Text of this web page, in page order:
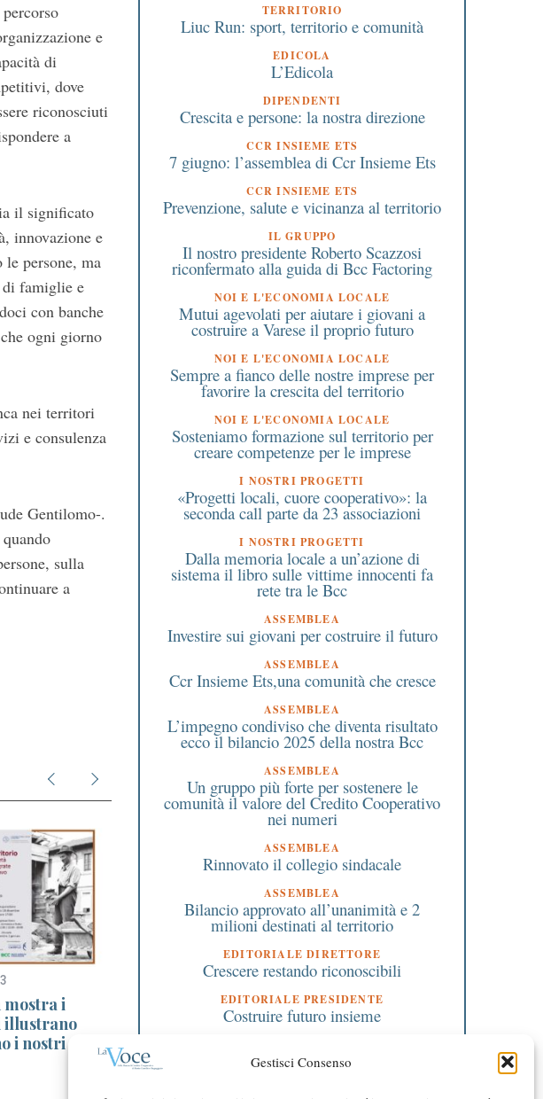
Gestisci Consenso
e
di
dove
riconosciuti
a
il significato
innovazione e
persone, ma
di famiglie e
con banche
ogni giorno
nei territori
e consulenza
Gentilomo-.
sulla
a
mostra i
illustrano
i nostri avi
13 Dicembre 2022
Pensioni legate al reddito:
una guida spiega come
annuale all’Inps
7 Maggio 2025
Il 9 maggio a Busto
convegno sulle
Bcc “Leadership
ed equilibrio. Forza
TERRITORIO
Liuc Run: sport, territorio e comunità
EDICOLA
L’Edicola
DIPENDENTI
Crescita e persone: la nostra direzione
CCR INSIEME ETS
7 giugno: l’assemblea di Ccr Insieme Ets
CCR INSIEME ETS
Prevenzione, salute e vicinanza al territorio
IL GRUPPO
Il nostro presidente Roberto Scazzosi
riconfermato alla guida di Bcc Factoring
NOI E L'ECONOMIA LOCALE
Mutui agevolati per aiutare i giovani a
costruire a Varese il proprio futuro
NOI E L'ECONOMIA LOCALE
Sempre a fianco delle nostre imprese per
favorire la crescita del territorio
NOI E L'ECONOMIA LOCALE
Sosteniamo formazione sul territorio per
creare competenze per le imprese
I NOSTRI PROGETTI
«Progetti locali, cuore cooperativo»: la
seconda call parte da 23 associazioni
I NOSTRI PROGETTI
Dalla memoria locale a un’azione di
sistema il libro sulle vittime innocenti fa
rete tra le Bcc
ASSEMBLEA
Investire sui giovani per costruire il futuro
ASSEMBLEA
Ccr Insieme Ets,una comunità che cresce
ASSEMBLEA
L’impegno condiviso che diventa risultato
ecco il bilancio 2025 della nostra Bcc
ASSEMBLEA
Un gruppo più forte per sostenere le
comunità il valore del Credito Cooperativo
nei numeri
ASSEMBLEA
Rinnovato il collegio sindacale
ASSEMBLEA
Bilancio approvato all’unanimità e 2
milioni destinati al territorio
EDITORIALE DIRETTORE
Crescere restando riconoscibili
EDITORIALE PRESIDENTE
Costruire futuro insieme